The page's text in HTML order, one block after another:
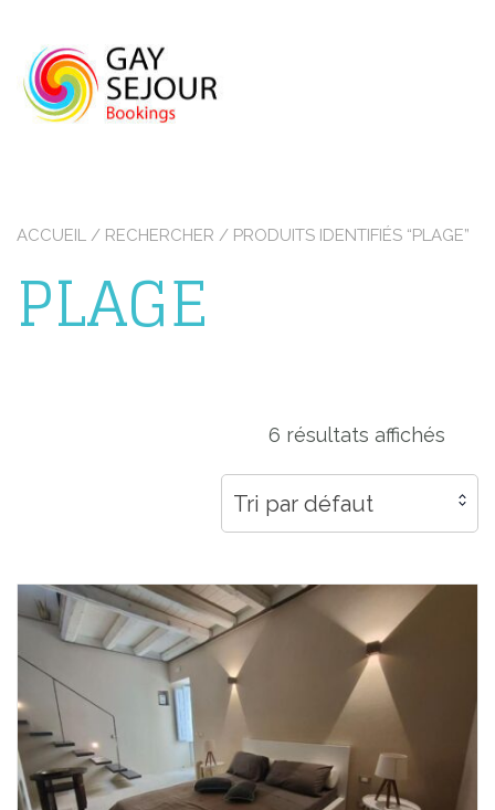
content
ACCUEIL / RECHERCHER / PRODUITS IDENTIFIÉS “PLAGE”
PLAGE
6 résultats affichés
Tri par défaut